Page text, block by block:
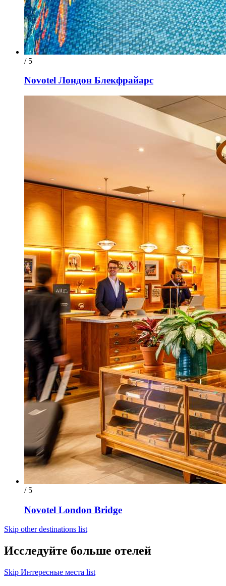
/ 5
Novotel Лондон Блекфрайарс
/ 5
Novotel London Bridge
Skip other destinations list
Исследуйте больше отелей
Skip Интересные места list